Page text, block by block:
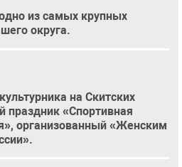
из самых крупных
округа.
на Скитских
праздник «Спортивная
организованный «Женским